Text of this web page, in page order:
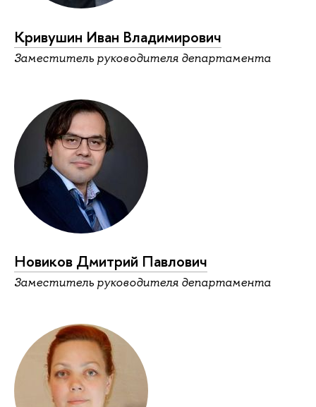
Кривушин Иван Владимирович
Заместитель руководителя департамента
Новиков Дмитрий Павлович
Заместитель руководителя департамента